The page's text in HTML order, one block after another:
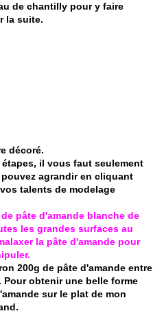
de chantilly pour y faire
la suite.
décoré.
il vous faut seulement
agrandir en cliquant
talents de modelage
pâte d'amande blanche de
les grandes surfaces au
la pâte d'amande pour
200g de pâte d'amande entre
obtenir une belle forme
sur le plat de mon